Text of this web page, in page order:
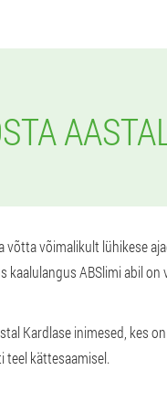
võimalikult lühikese
ABSlimi abil
Kardlase inimesed, kes
teel kättesaamisel.